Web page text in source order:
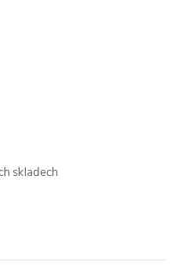
skladech